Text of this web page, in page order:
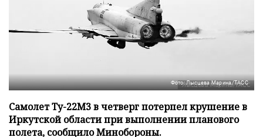
Фото: Лысцева Марина/ТАСС
Самолет Ту-22М3 в четверг потерпел крушение в
Иркутской области при выполнении планового
полета, сообщило Минобороны.